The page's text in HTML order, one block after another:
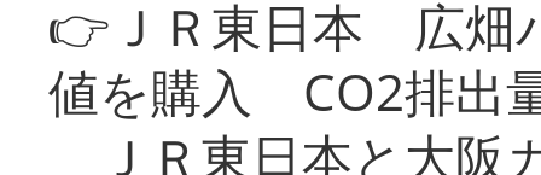
👉ＪＲ東日本 広畑
値を購入 CO2排出
ＪＲ東日本と大阪